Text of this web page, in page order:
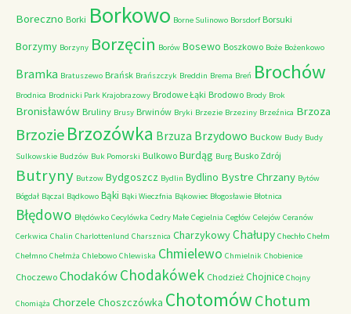
Boreczno Borki Borkowo Borne Sulinowo Borsdorf Borsuki
Borzymy Borzyny Borzęcin Borów Bosewo Boszkowo Boże Bożenkowo
Bramka Bratuszewo Brańsk Brańszczyk Breddin Brema Breń Brochów
Brodnica Brodnicki Park Krajobrazowy Brodowe Łąki Brodowo Brody Brok
Bronisławów Bruliny Brusy Brwinów Bryki Brzezie Brzeziny Brzeźnica Brzoza
Brzozie Brzozówka Brzuza Brzydowo Buckow Budy Budy
Sulkowskie Budzów Buk Pomorski Bulkowo Burdąg Burg Busko Zdrój
Butryny Butzow Bydgoszcz Bydlin Bydlino Bystre Chrzany Bytów
Bógdał Bączal Bądkowo Bąki Bąki Wieczfnia Bąkowiec Błogosławie Błotnica
Błędowo Błędówko Cecylówka Cedry Małe Cegielnia Cegłów Celejów Ceranów
Cerkwica Chalin Charlottenlund Charsznica CharzykowyChałupy Chechło Chełm
Chełmno Chełmża Chlebowo Chlewiska Chmielewo Chmielnik Chobienice
Choczewo ChodakówChodakówek Chodzież Chojnice Chojny
Chomiąża Chorzele Choszczówka ChotomówChotum